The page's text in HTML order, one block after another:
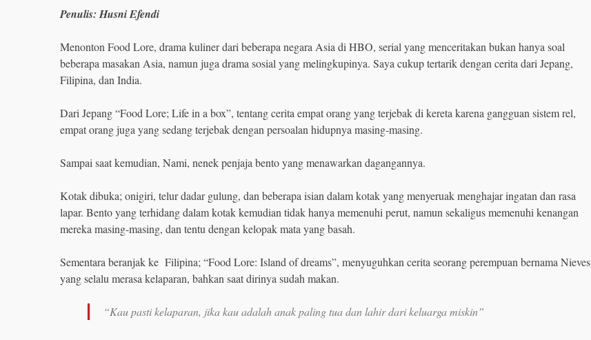
Penulis: Husni Efendi
Menonton Food Lore, drama kuliner dari beberapa negara Asia di HBO, serial yang menceritakan bukan hanya soal
beberapa masakan Asia, namun juga drama sosial yang melingkupinya. Saya cukup tertarik dengan cerita dari Jepang,
Filipina, dan India.
Dari Jepang “Food Lore; Life in a box”, tentang cerita empat orang yang terjebak di kereta karena gangguan sistem rel,
empat orang juga yang sedang terjebak dengan persoalan hidupnya masing-masing.
Sampai saat kemudian, Nami, nenek penjaja bento yang menawarkan dagangannya.
Kotak dibuka; onigiri, telur dadar gulung, dan beberapa isian dalam kotak yang menyeruak menghajar ingatan dan rasa
lapar. Bento yang terhidang dalam kotak kemudian tidak hanya memenuhi perut, namun sekaligus memenuhi kenangan
mereka masing-masing, dan tentu dengan kelopak mata yang basah.
Sementara beranjak ke Filipina; “Food Lore: Island of dreams”, menyuguhkan cerita seorang perempuan bernama Nieves
yang selalu merasa kelaparan, bahkan saat dirinya sudah makan.
“Kau pasti kelaparan, jika kau adalah anak paling tua dan lahir dari keluarga miskin”